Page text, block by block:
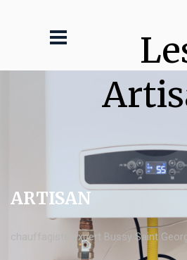
ARTISAN
chauffagiste expert Bussy Saint